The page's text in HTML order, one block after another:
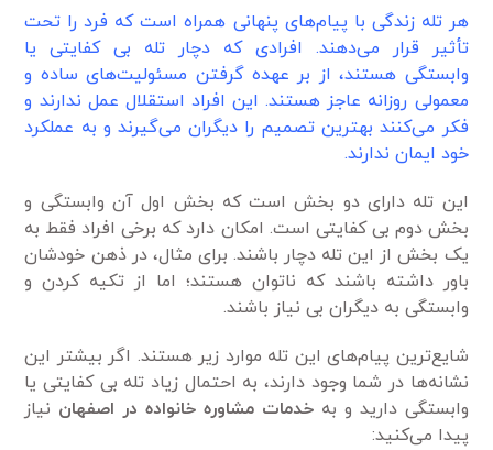
هر تله زندگی با پیام‌های پنهانی همراه است که فرد را تحت
تأثیر قرار می‌دهند. افرادی که دچار تله بی کفایتی یا
وابستگی هستند، از بر عهده گرفتن مسئولیت‌های ساده و
معمولی روزانه عاجز هستند. این افراد استقلال عمل ندارند و
فکر می‌کنند بهترین تصمیم را دیگران می‌گیرند و به عملکرد
خود ایمان ندارند.
این تله دارای دو بخش است که بخش اول آن وابستگی و
بخش دوم بی کفایتی است. امکان دارد که برخی افراد فقط به
یک بخش از این تله دچار باشند. برای مثال، در ذهن خودشان
باور داشته باشند که ناتوان هستند؛ اما از تکیه کردن و
وابستگی به دیگران بی نیاز باشند.
شایع‌ترین پیام‌های این تله موارد زیر هستند. اگر بیشتر این
نشانه‌ها در شما وجود دارند، به احتمال زیاد تله بی کفایتی یا
وابستگی دارید و بهخدمات مشاوره خانواده در اصفهان نیاز
پیدا می‌کنید: